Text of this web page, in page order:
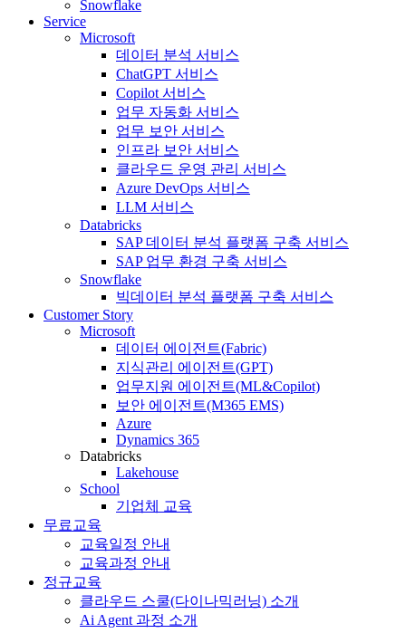
Snowflake
Service
Microsoft
데이터 분석 서비스
ChatGPT 서비스
Copilot 서비스
업무 자동화 서비스
업무 보안 서비스
인프라 보안 서비스
클라우드 운영 관리 서비스
Azure DevOps 서비스
LLM 서비스
Databricks
SAP 데이터 분석 플랫폼 구축 서비스
SAP 업무 환경 구축 서비스
Snowflake
빅데이터 분석 플랫폼 구축 서비스
Customer Story
Microsoft
데이터 에이전트(Fabric)
지식관리 에이전트(GPT)
업무지원 에이전트(ML&Copilot)
보안 에이전트(M365 EMS)
Azure
Dynamics 365
Databricks
Lakehouse
School
기업체 교육
무료교육
교육일정 안내
교육과정 안내
정규교육
클라우드 스쿨(다이나믹러닝) 소개
Ai Agent 과정 소개